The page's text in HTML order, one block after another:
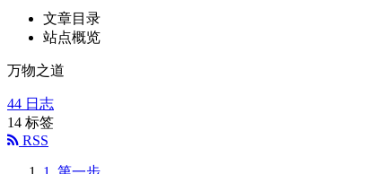
文章目录
站点概览
万物之道
44 日志
14 标签
RSS